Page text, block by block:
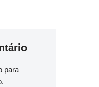
para